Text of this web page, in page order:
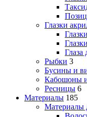
Глазки
Глаза
Рыбки 3
Бусины и
Кабошоны
Ресницы 6
Материалы 185
Материалы